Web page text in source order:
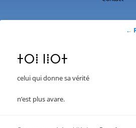
←
ⵜⵔⵂ ⵏⵂⵔⵜ
celui qui donne sa vérité
n’est plus avare.